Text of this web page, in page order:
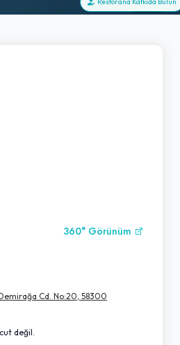
360° Görünüm
Cd. No:20, 58300
değil.